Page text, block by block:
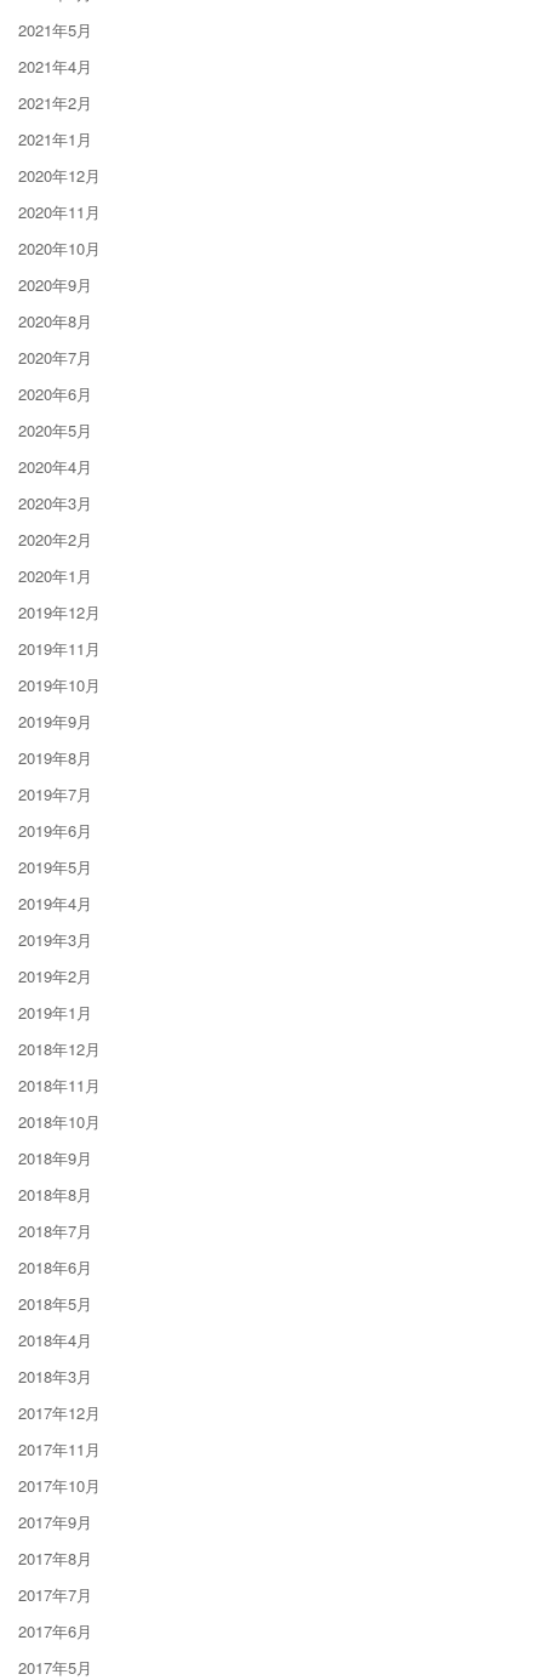
2021年5月
2021年4月
2021年2月
2021年1月
2020年12月
2020年11月
2020年10月
2020年9月
2020年8月
2020年7月
2020年6月
2020年5月
2020年4月
2020年3月
2020年2月
2020年1月
2019年12月
2019年11月
2019年10月
2019年9月
2019年8月
2019年7月
2019年6月
2019年5月
2019年4月
2019年3月
2019年2月
2019年1月
2018年12月
2018年11月
2018年10月
2018年9月
2018年8月
2018年7月
2018年6月
2018年5月
2018年4月
2018年3月
2017年12月
2017年11月
2017年10月
2017年9月
2017年8月
2017年7月
2017年6月
2017年5月